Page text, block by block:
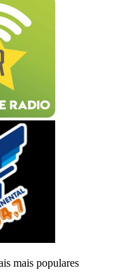
mais populares